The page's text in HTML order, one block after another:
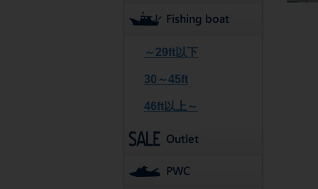
～29ft以下
30～45ft
46ft以上～